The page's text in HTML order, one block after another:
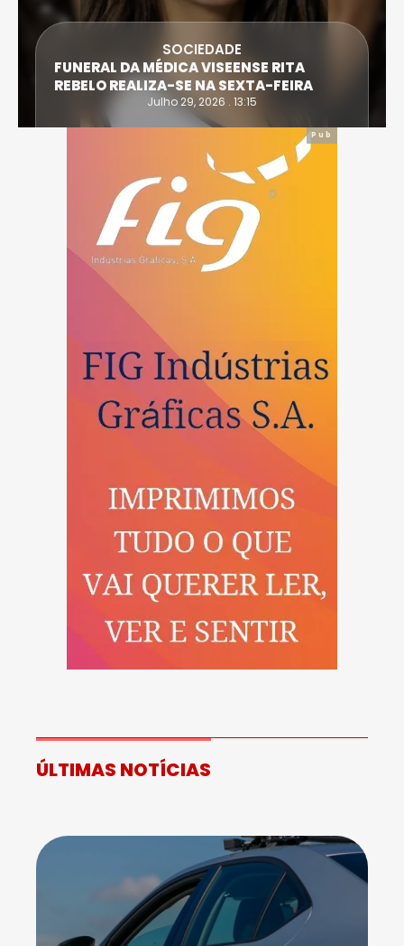
SOCIEDADE
FUNERAL DA MÉDICA VISEENSE RITA
REBELO REALIZA-SE NA SEXTA-FEIRA
Julho 29, 2026 . 13:15
Pub
ÚLTIMAS NOTÍCIAS